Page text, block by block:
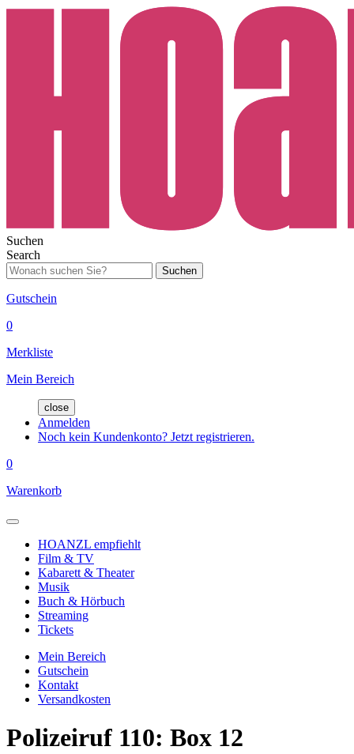
Suchen
Search
Suchen
Gutschein
0
Merkliste
Mein Bereich
close
Anmelden
Noch kein Kundenkonto? Jetzt registrieren.
0
Warenkorb
HOANZL empfiehlt
Film & TV
Kabarett & Theater
Musik
Buch & Hörbuch
Streaming
Tickets
Mein Bereich
Gutschein
Kontakt
Versandkosten
Polizeiruf 110: Box 12